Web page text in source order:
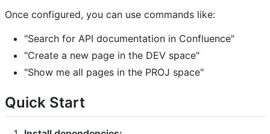
Once configured, you can use commands like:
"Search for API documentation in Confluence"
"Create a new page in the DEV space"
"Show me all pages in the PROJ space"
Quick Start